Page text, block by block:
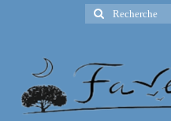
Rechercher
: